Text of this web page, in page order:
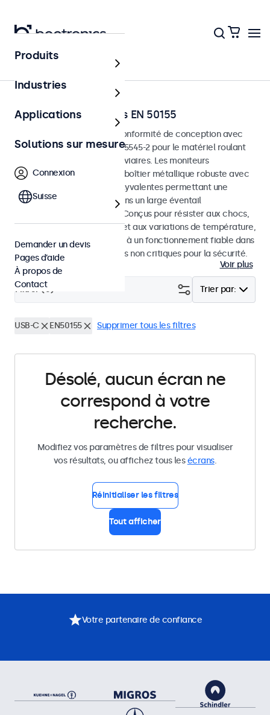
Accueil
Moniteurs ferroviaires EN 50155
Moniteurs développés en conformité de conception avec
les normes EN 50155 et EN 45545-2 pour le matériel roulant
et les environnements ferroviaires. Les moniteurs
ferroviaires sont dotés d’un boîtier métallique robuste avec
des options de montage polyvalentes permettant une
intégration transparente dans un large éventail
d’applications ferroviaires. Conçus pour résister aux chocs,
aux vibrations, à l’humidité et aux variations de température,
ces moniteurs sont destinés à un fonctionnement fiable dans
des applications ferroviaires non critiques pour la sécurité.
Voir plus
Trier par:
Filtrer (0)
USB-C EN50155 Supprimer tous les filtres
Désolé, aucun écran ne
correspond à votre
recherche.
Modifiez vos paramètres de filtres pour visualiser
vos résultats, ou affichez tous lesécrans.
Réinitialiser les filtres
Tout afficher
Produits
Industries
Applications
Solutions sur mesure
Connexion
Suisse
Demander un devis
Pages d’aide
À propos de
Contact
Votre partenaire de confiance